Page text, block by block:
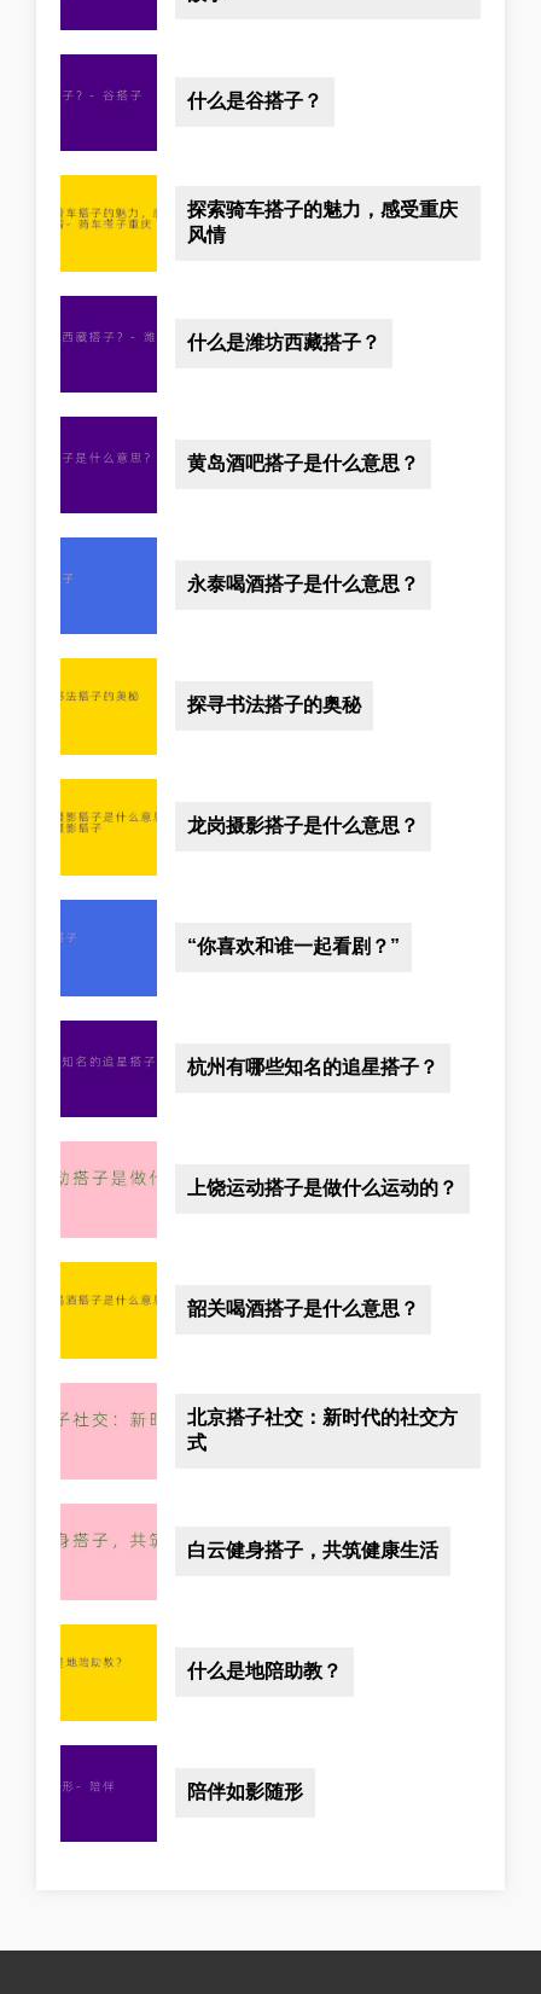
什么是谷搭子？
探索骑车搭子的魅力，感受重庆
风情
什么是潍坊西藏搭子？
黄岛酒吧搭子是什么意思？
永泰喝酒搭子是什么意思？
探寻书法搭子的奥秘
龙岗摄影搭子是什么意思？
“你喜欢和谁一起看剧？”
杭州有哪些知名的追星搭子？
上饶运动搭子是做什么运动的？
韶关喝酒搭子是什么意思？
北京搭子社交：新时代的社交方
式
白云健身搭子，共筑健康生活
什么是地陪助教？
陪伴如影随形